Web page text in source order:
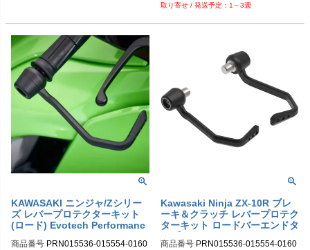
1～3週
KAWASAKI ニンジャ/Zシリー
ズ レバープロテクターキット
(ロード) Evotech Performanc
商品番号 PRN015536-015554-0160
Kawasaki Ninja ZX-10R ブレ
ーキ＆クラッチ レバープロテク
ターキット ロードバーエンドタ
商品番号 PRN015536-015554-0160